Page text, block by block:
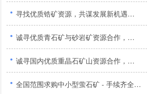
· 寻找优质锆矿资源，共谋发展新机遇，品位达到行业标准以上...
· 诚寻优质青石矿与砂岩矿资源合作，手续齐全无纠纷优先...
· 诚寻国内优质重晶石矿山资源合作，手续齐全储量明确优先...
· 全国范围求购中小型萤石矿 - 手续齐全，品位40%以上，无纠纷，选厂有无均可...